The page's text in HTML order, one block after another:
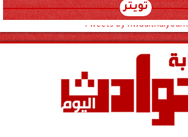
تويتر
Tweets by hwadithalyoum